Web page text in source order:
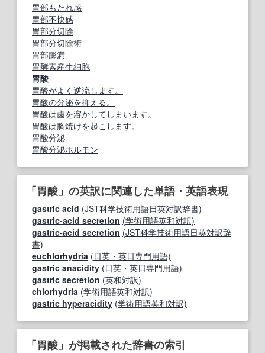
胃部もたれ感
胃部不快感
胃部分切除
胃部分切除術
胃部膨満
胃酵素産生細胞
胃酸
胃酸がよく逆流します。
胃酸の分泌を抑える。
胃酸は歯を溶かしてしまいます。
胃酸は胸焼けを起こします。
胃酸分泌
胃酸分泌ホルモン
「胃酸」の英訳に関連した単語・英語表現
gastric acid (JST科学技術用語日英対訳辞書)
gastric-acid secretion (学術用語英和対訳)
gastric‐acid secretion (JST科学技術用語日英対訳辞
書)
euchlorhydria (日英・英日専門用語)
gastric anacidity (日英・英日専門用語)
gastric secretion (英和対訳)
chlorhydria (学術用語英和対訳)
gastric hyperacidity (学術用語英和対訳)
「胃酸」が掲載された辞書の索引